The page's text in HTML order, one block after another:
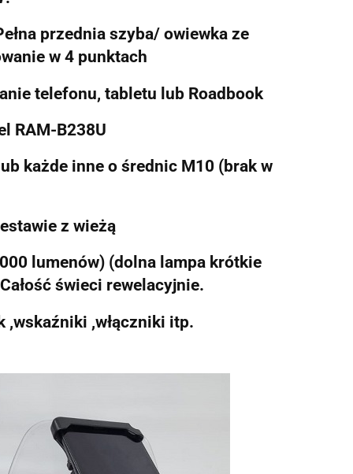
przednia szyba/ owiewka ze
w 4 punktach
telefonu, tabletu lub Roadbook
RAM-B238U
każde inne o średnic M10 (brak w
z wieżą
lumenów) (dolna lampa krótkie
świeci rewelacyjnie.
,włączniki itp.